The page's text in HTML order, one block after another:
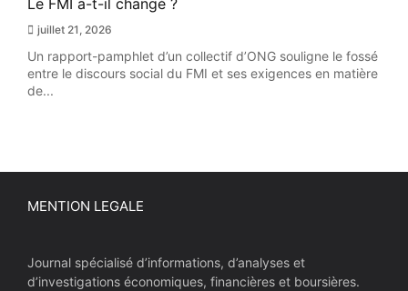
Le FMI a-t-il changé ?
juillet 21, 2026
Un rapport-pamphlet d’un collectif d’ONG souligne le fossé
entre le discours social du FMI et ses exigences en matière
de...
MENTION LEGALE
Journal spécialisé d’informations, d’analyses et
d’investigations économiques, financières et boursières.